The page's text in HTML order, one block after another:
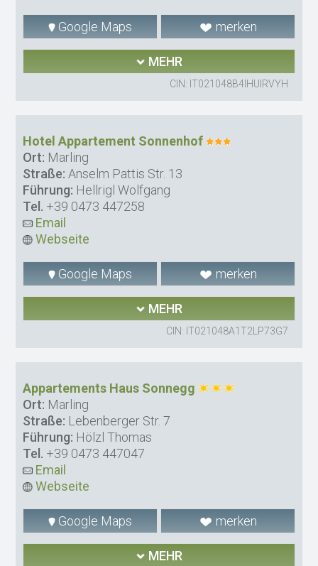
Google Maps merken
MEHR
CIN: IT021048B4IHUIRVYH
Hotel Appartement Sonnenhof
Ort: Marling
Straße: Anselm Pattis Str. 13
Führung: Hellrigl Wolfgang
Tel. +39 0473 447258
Email
Webseite
Google Maps merken
MEHR
CIN: IT021048A1T2LP73G7
Appartements Haus Sonnegg
Ort: Marling
Straße: Lebenberger Str. 7
Führung: Hölzl Thomas
Tel. +39 0473 447047
Email
Webseite
Google Maps merken
MEHR